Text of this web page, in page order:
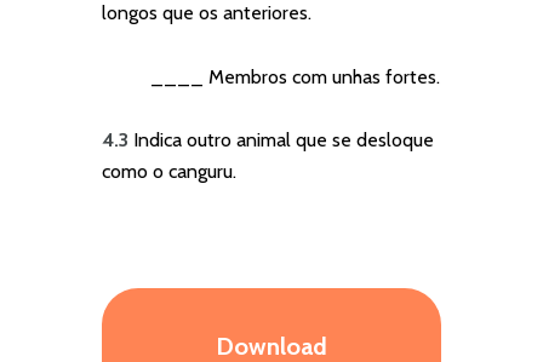
longos que os anteriores.
____ Membros com unhas fortes.
4.3 Indica outro animal que se desloque
como o canguru.
Download